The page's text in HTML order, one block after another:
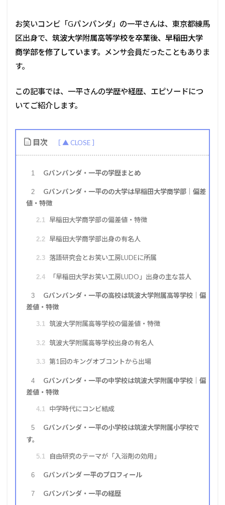
お笑いコンビ「Gパンパンダ」の一平さんは、東京都練馬
区出身で、 筑波大学附属高等学校を卒業後、早稲田大学
商学部を修了しています。
メンサ会員だったこともありま
す。
この記事では、一平さんの学歴や経歴、エピソードにつ
いてご紹介します。
目次
1 Gパンパンダ・一平の学歴まとめ
2
Gパンパンダ・一平のの大学は早稲田大学商学部｜偏差
値・特徴
2.1 早稲田大学商学部の偏差値・特徴
2.2 早稲田大学商学部出身の有名人
2.3 落語研究会とお笑い工房LUDEに所属
2.4 「早稲田大学お笑い工房LUDO」出身の主な芸人
3
Gパンパンダ・一平の高校は筑波大学附属高等学校｜偏
差値・特徴
3.1 筑波大学附属高等学校の偏差値・特徴
3.2 筑波大学附属高等学校出身の有名人
3.3 第1回のキングオブコントから出場
4
Gパンパンダ・一平の中学校は筑波大学附属中学校｜偏
差値・特徴
4.1 中学時代にコンビ結成
5
Gパンパンダ・一平の小学校は筑波大学附属小学校で
す。
5.1 自由研究のテーマが「入浴剤の効用」
6 Gパンパンダ 一平のプロフィール
7 Gパンパンダ・一平の経歴